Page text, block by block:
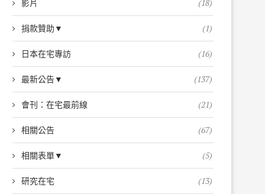
影片 (18)
捐款贊助▼ (1)
日本在宅專訪 (16)
最新公告▼ (137)
會刊：在宅最前線 (21)
相關公告 (67)
相關表單▼ (5)
研究在宅 (13)